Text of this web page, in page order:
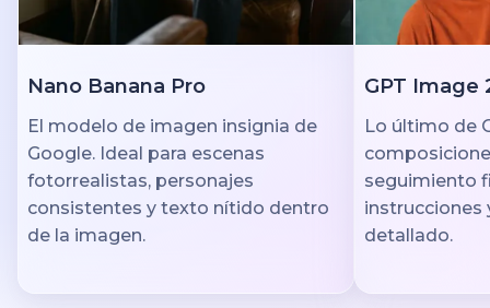
Nano Banana Pro
El modelo de imagen insignia de
Google. Ideal para escenas
fotorrealistas, personajes
consistentes y texto nítido dentro
de la imagen.
GPT Image
Lo último de
seguimiento
instrucciones
detallado.